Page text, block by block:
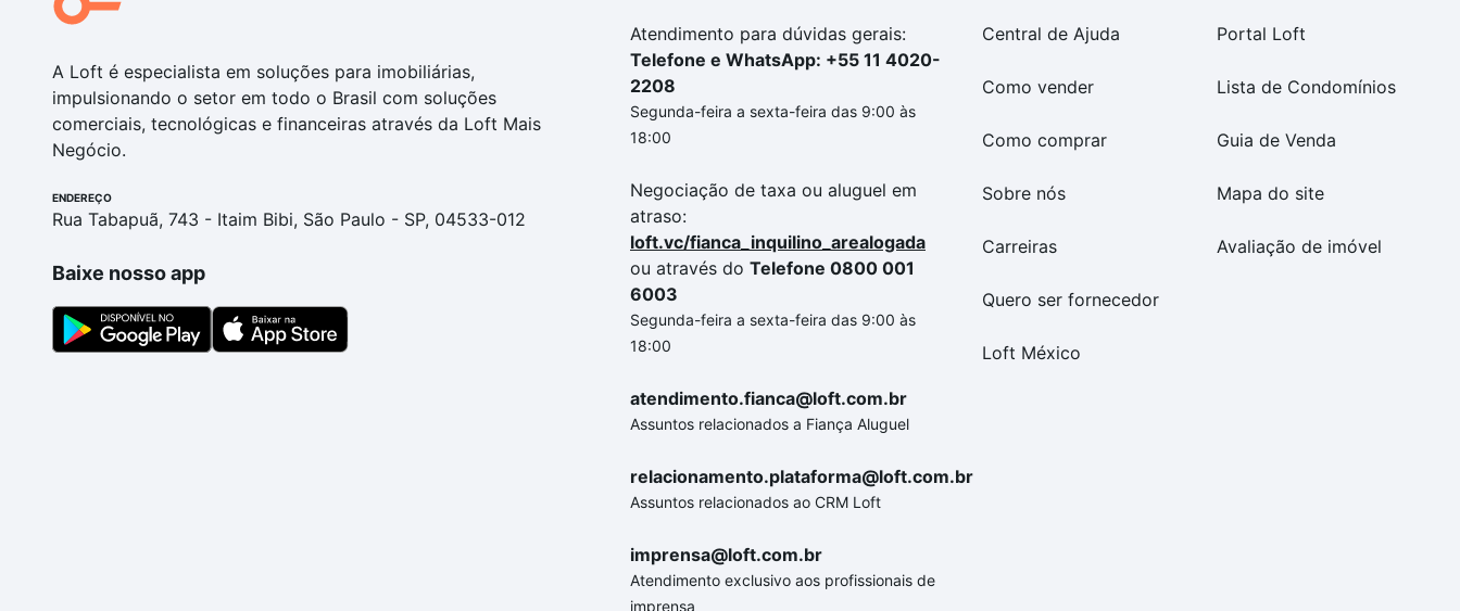
A Loft é especialista em soluções para imobiliárias,
impulsionando o setor em todo o Brasil com soluções
comerciais, tecnológicas e financeiras através da Loft Mais
Negócio.
ENDEREÇO
Rua Tabapuã, 743 - Itaim Bibi, São Paulo - SP, 04533-012
Baixe nosso app
Atendimento para dúvidas gerais:
Telefone e WhatsApp: +55 11 4020-
2208
Segunda-feira a sexta-feira das 9:00 às
18:00
Negociação de taxa ou aluguel em
atraso:
loft.vc/fianca_inquilino_arealogada
ou através do Telefone 0800 001
6003
Segunda-feira a sexta-feira das 9:00 às
18:00
atendimento.fianca@loft.com.br
Assuntos relacionados a Fiança Aluguel
relacionamento.plataforma@loft.com.br
Assuntos relacionados ao CRM Loft
imprensa@loft.com.br
Atendimento exclusivo aos profissionais de
imprensa
Central de Ajuda
Como vender
Como comprar
Sobre nós
Carreiras
Quero ser fornecedor
Loft México
Portal Loft
Lista de Condomínios
Guia de Venda
Mapa do site
Avaliação de imóvel